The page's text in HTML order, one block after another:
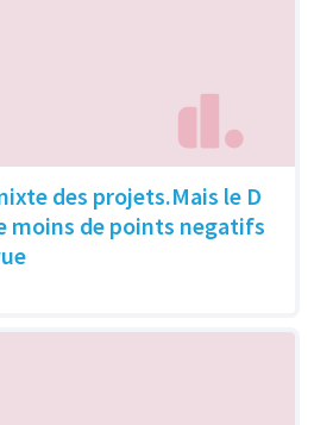
des projets.Mais le D
moins de points negatifs